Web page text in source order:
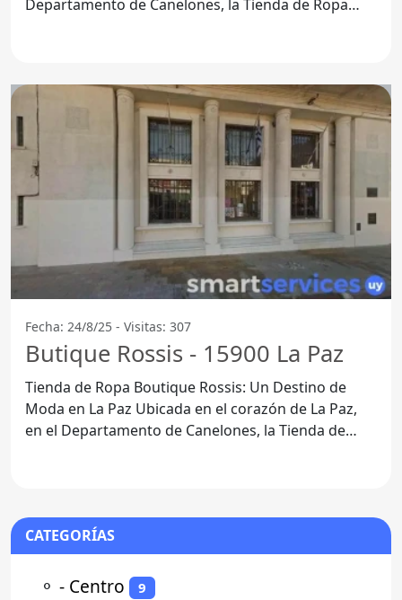
Departamento de Canelones, la Tienda de Ropa
Fecha: 24/8/25 - Visitas: 307
Butique Rossis - 15900 La Paz
Tienda de Ropa Boutique Rossis: Un Destino de
Moda en La Paz Ubicada en el corazón de La Paz,
en el Departamento de Canelones, la Tienda de
CATEGORÍAS
⚬ - Centro 9